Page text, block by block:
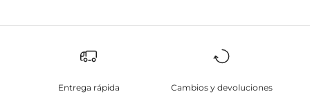
Entrega rápida
Cambios y devoluciones